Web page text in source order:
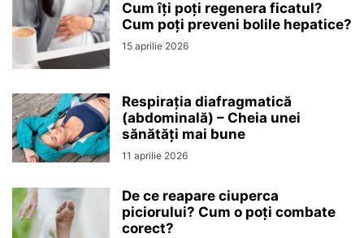
Cum îți poți regenera ficatul?
Cum poți preveni bolile hepatice?
15 aprilie 2026
Respirația diafragmatică
(abdominală) – Cheia unei
sănătăți mai bune
11 aprilie 2026
De ce reapare ciuperca
piciorului? Cum o poți combate
corect?